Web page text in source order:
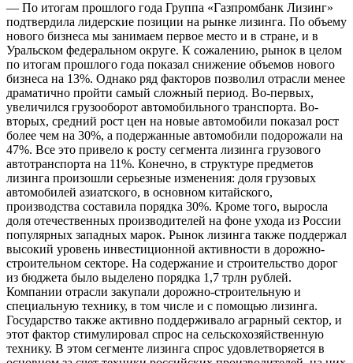
— По итогам прошлого года Группа «Газпромбанк Лизинг»
подтвердила лидерские позиции на рынке лизинга. По объему
нового бизнеса мы занимаем первое место и в стране, и в
Уральском федеральном округе. К сожалению, рынок в целом
по итогам прошлого года показал снижение объемов нового
бизнеса на 13%. Однако ряд факторов позволил отрасли менее
драматично пройти самый сложный период. Во-первых,
увеличился грузооборот автомобильного транспорта. Во-
вторых, средний рост цен на новые автомобили показал рост
более чем на 30%, а подержанные автомобили подорожали на
47%. Все это привело к росту сегмента лизинга грузового
автотранспорта на 11%. Конечно, в структуре предметов
лизинга произошли серьезные изменения: доля грузовых
автомобилей азиатского, в основном китайского,
производства составила порядка 30%. Кроме того, выросла
доля отечественных производителей на фоне ухода из России
популярных западных марок. Рынок лизинга также поддержал
высокий уровень инвестиционной активности в дорожно-
строительном секторе. На содержание и строительство дорог
из бюджета было выделено порядка 1,7 трлн рублей.
Компании отрасли закупали дорожно-строительную и
специальную технику, в том числе и с помощью лизинга.
Государство также активно поддерживало аграрный сектор, и
этот фактор стимулировал спрос на сельскохозяйственную
технику. В этом сегменте лизинга спрос удовлетворяется в